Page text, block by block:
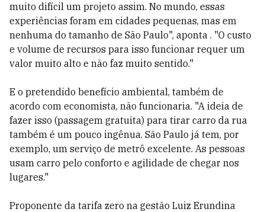
muito difícil um projeto assim. No mundo, essas
experiências foram em cidades pequenas, mas em
nenhuma do tamanho de São Paulo", aponta . "O custo
e volume de recursos para isso funcionar requer um
valor muito alto e não faz muito sentido."
E o pretendido benefício ambiental, também de
acordo com economista, não funcionaria. "A ideia de
fazer isso (passagem gratuita) para tirar carro da rua
também é um pouco ingênua. São Paulo já tem, por
exemplo, um serviço de metrô excelente. As pessoas
usam carro pelo conforto e agilidade de chegar nos
lugares."
Proponente da tarifa zero na gestão Luiz Erundina